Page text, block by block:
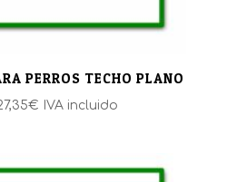
PERROS TECHO PLANO
€Rango
desde
IVA incluido